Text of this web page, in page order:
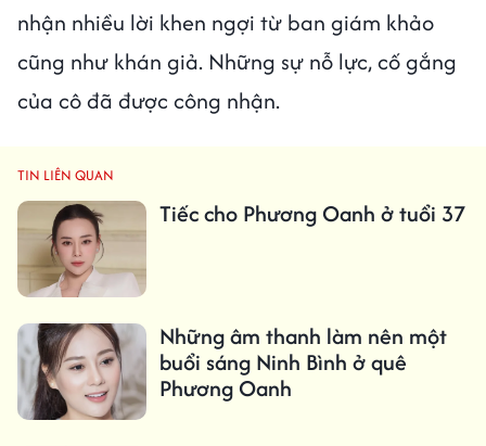
nhận nhiều lời khen ngợi từ ban giám khảo
cũng như khán giả. Những sự nỗ lực, cố gắng
của cô đã được công nhận.
TIN LIÊN QUAN
Tiếc cho Phương Oanh ở tuổi 37
Những âm thanh làm nên một
buổi sáng Ninh Bình ở quê
Phương Oanh